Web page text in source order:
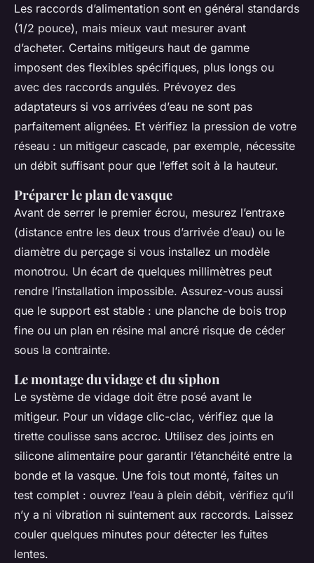
Les raccords d’alimentation sont en général standards
(1/2 pouce), mais mieux vaut mesurer avant
d’acheter. Certains mitigeurs haut de gamme
imposent des flexibles spécifiques, plus longs ou
avec des raccords angulés. Prévoyez des
adaptateurs si vos arrivées d’eau ne sont pas
parfaitement alignées. Et vérifiez la pression de votre
réseau : un mitigeur cascade, par exemple, nécessite
un débit suffisant pour que l’effet soit à la hauteur.
Préparer le plan de vasque
Avant de serrer le premier écrou, mesurez l’entraxe
(distance entre les deux trous d’arrivée d’eau) ou le
diamètre du perçage si vous installez un modèle
monotrou. Un écart de quelques millimètres peut
rendre l’installation impossible. Assurez-vous aussi
que le support est stable : une planche de bois trop
fine ou un plan en résine mal ancré risque de céder
sous la contrainte.
Le montage du vidage et du siphon
Le système de vidage doit être posé avant le
mitigeur. Pour un vidage clic-clac, vérifiez que la
tirette coulisse sans accroc. Utilisez des joints en
silicone alimentaire pour garantir l’étanchéité entre la
bonde et la vasque. Une fois tout monté, faites un
test complet : ouvrez l’eau à plein débit, vérifiez qu’il
n’y a ni vibration ni suintement aux raccords. Laissez
couler quelques minutes pour détecter les fuites
lentes.